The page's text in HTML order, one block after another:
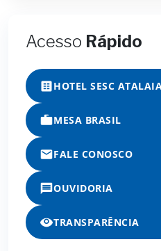
Acesso Rápido
HOTEL SESC
MESA BRASIL
FALE CONOSCO
OUVIDORIA
TRANSPARÊNCIA